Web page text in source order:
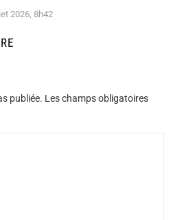
2026, 8h42
publiée. Les champs obligatoires